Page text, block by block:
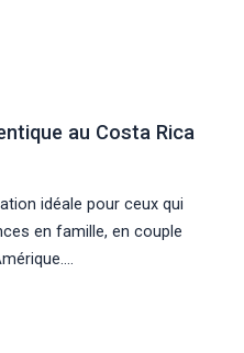
au Costa Rica
idéale pour ceux qui
en famille, en couple